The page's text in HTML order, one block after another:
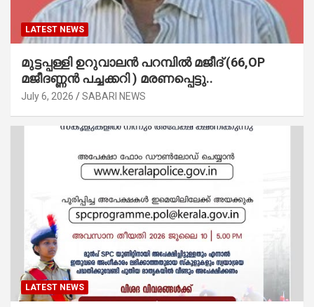
LATEST NEWS
മുട്ടപ്പള്ളി ഉറുവാലൻ പറമ്പിൽ മജീദ് (66,OP
മജീദണ്ണൻ പച്ചക്കറി ) മരണപ്പെട്ടു..
July 6, 2026 SABARI NEWS
LATEST NEWS